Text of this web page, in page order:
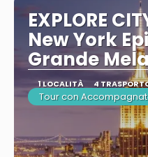
EXPLORE
New York
Grande
1 LOCALITÀ 4
Tour con